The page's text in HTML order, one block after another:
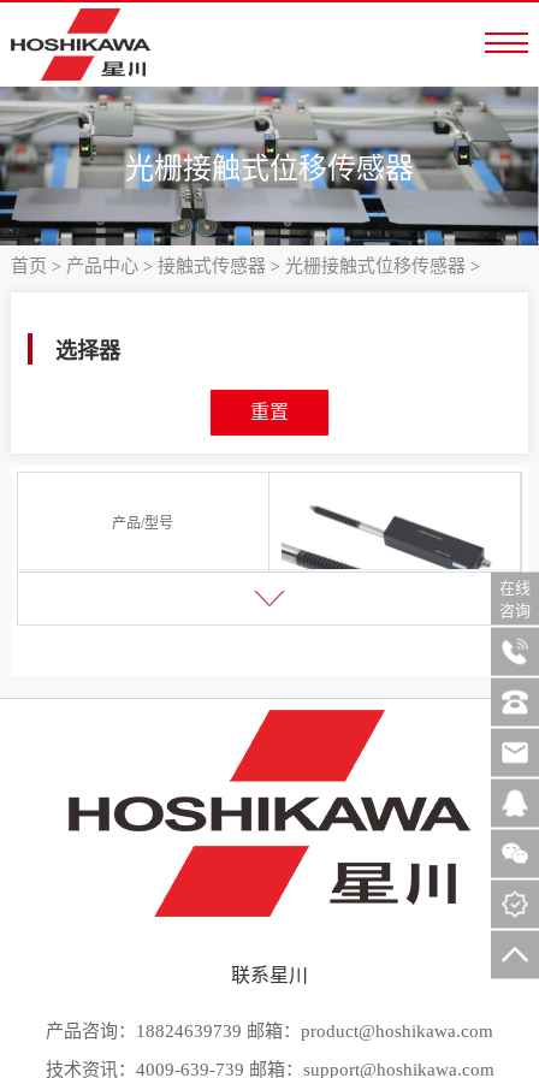
光栅接触式位移传感器
首页 > 产品中心> 接触式传感器> 光栅接触式位移传感器>
选择器
重置
产品/型号
名称：光栅接触式位移传感器
联系星川
产品咨询：18824639739 邮箱：product@hoshikawa.com
技术资讯：4009-639-739 邮箱：support@hoshikawa.com
在线
咨询